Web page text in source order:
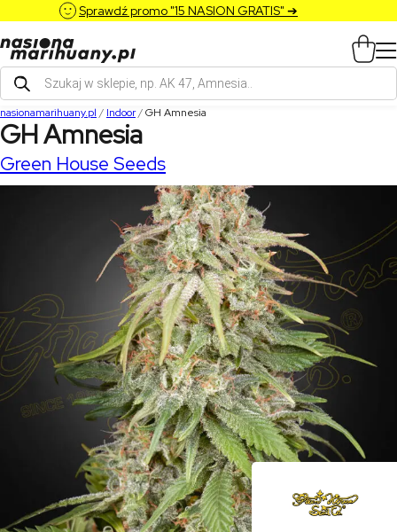
Sprawdź promo "15 NASION GRATIS" ➔
Wyszukiwarka
produktów
nasionamarihuany.pl / Indoor/GH Amnesia
GH Amnesia
Green House Seeds